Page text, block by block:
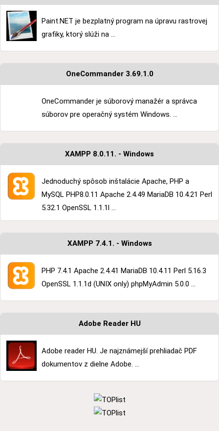
Paint.NET je bezplatný program na úpravu rastrovej
grafiky, ktorý slúži na ...
OneCommander 3.69.1.0
OneCommander je súborový manažér a správca
súborov pre operačný systém Windows. ...
XAMPP 8.0.11. - Windows
Jednoduchý spôsob inštalácie Apache, PHP a
MySQL PHP8.0.11 Apache 2.4.49 MariaDB 10.4.21 Perl
5.32.1 OpenSSL 1.1.1l ...
XAMPP 7.4.1. - Windows
PHP 7.4.1 Apache 2.4.41 MariaDB 10.4.11 Perl 5.16.3
OpenSSL 1.1.1d (UNIX only) phpMyAdmin 5.0.0 ...
Adobe Reader HU
Adobe reader HU. Je najznámejší prehliadač PDF
dokumentov z dielne Adobe. ...